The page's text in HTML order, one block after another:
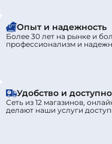
Опыт и надежность
Более 30 лет на рынке и
профессионализм и
Удобство и
Сеть из 12 магазинов,
делают наши услуги